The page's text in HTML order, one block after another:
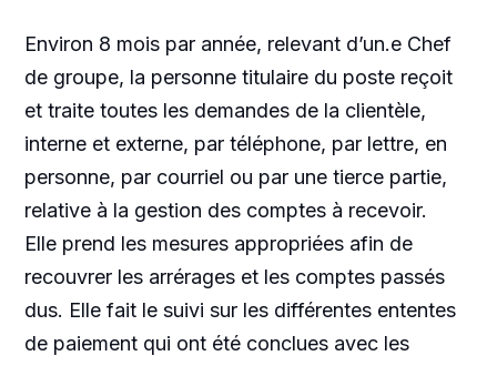
Environ 8 mois par année, relevant d’un.e Chef
de groupe, la personne titulaire du poste reçoit
et traite toutes les demandes de la clientèle,
interne et externe, par téléphone, par lettre, en
personne, par courriel ou par une tierce partie,
relative à la gestion des comptes à recevoir.
Elle prend les mesures appropriées afin de
recouvrer les arrérages et les comptes passés
dus. Elle fait le suivi sur les différentes ententes
de paiement qui ont été conclues avec les